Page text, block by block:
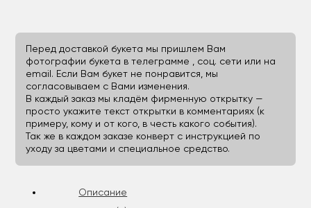
Перед доставкой букета мы пришлем Вам
фотографии букета в телеграмме , соц. сети или на
email. Если Вам букет не понравится, мы
согласовываем с Вами изменения.
В каждый заказ мы кладём фирменную открытку —
просто укажите текст открытки в комментариях (к
примеру, кому и от кого, в честь какого события).
Так же в каждом заказе конверт с инструкцией по
уходу за цветами и специальное средство.
Описание